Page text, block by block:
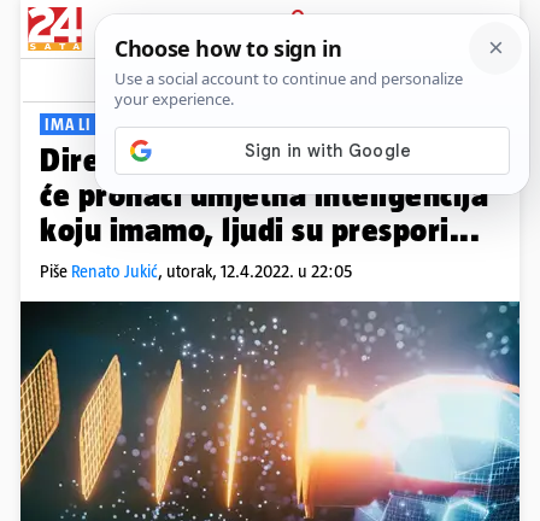
PRIJAVA
Viral Komentari
IMA LI KOGA?
Direktor NASA-e: Vanzemaljce
će pronaći umjetna inteligencija
koju imamo, ljudi su prespori...
Piše Renato Jukić, utorak, 12.4.2022. u 22:05